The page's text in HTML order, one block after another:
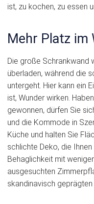
ist, zu kochen, zu essen
Mehr Platz im
Die große Schrankwand
überladen, während die
untergeht. Hier kann ein
ist, Wunder wirken.
gewonnen, dürfen Sie
und die Kommode in
Küche und halten Sie
schlichte Deko, die
Behaglichkeit mit
ausgesuchten
skandinavisch